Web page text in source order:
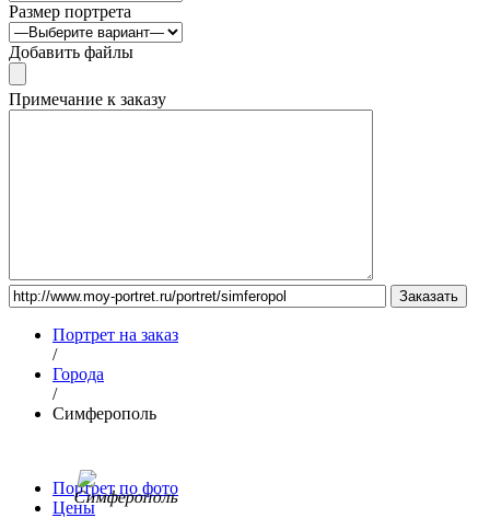
Размер портрета
Добавить файлы
Примечание к заказу
Портрет на заказ
/
Города
/
Симферополь
Портрет по фото
Цены